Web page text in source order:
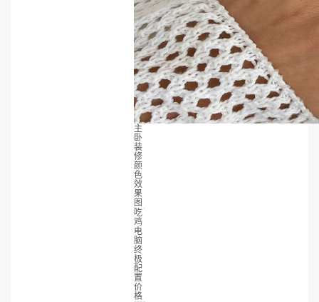
主
卧
装
修
颜
色
效
果
图
吃
鸡
电
脑
终
极
配
置
价
格